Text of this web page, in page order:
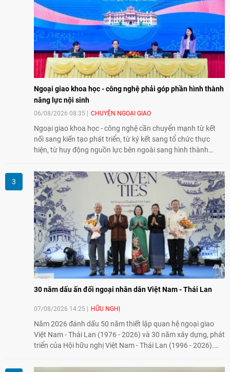
Ngoại giao khoa học - công nghệ phải góp phần hình thành
năng lực nội sinh
06/08/2026 08:35 CHUYỆN NGOẠI GIAO
Ngoại giao khoa học - công nghệ cần chuyển mạnh từ kết
nối sang kiến tạo phát triển, từ ký kết sang tổ chức thực
hiện, từ huy động nguồn lực bên ngoài sang hình thành
nghệ, đổi mới sáng tạo và chuyển đổi số trở thành động lực
phát triển đất nước.
30 năm dấu ấn đối ngoại nhân dân Việt Nam - Thái Lan
07/08/2026 14:25 HỮU NGHỊ
Năm 2026 đánh dấu 50 năm thiết lập quan hệ ngoại giao
Việt Nam - Thái Lan (1976 - 2026) và 30 năm xây dựng, phát
triển của Hội hữu nghị Việt Nam - Thái Lan (1996 - 2026).
tình hữu nghị, đồng thời từng bước mở rộng hoạt động từ